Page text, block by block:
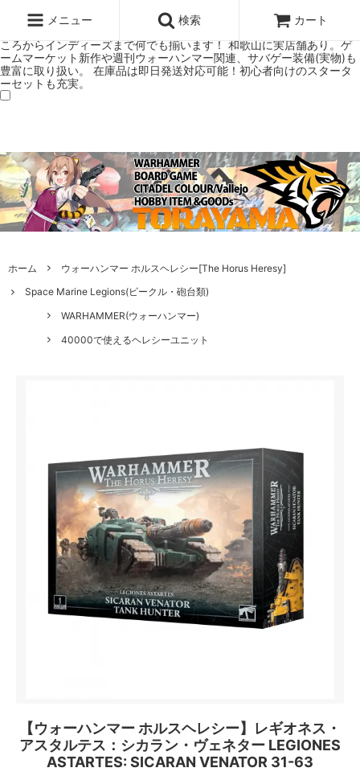
ミアムショップTORAYAMA。通販・オンラインショップです！ ウォー
ハンマーとボードゲームのことなら当店へ！ボードゲームもメジャーど
ころからインディーズまで何でも揃います！ 和歌山に実店舗あり。ゲ
ームマーケット新作や週刊ウォーハンマー関連、サバゲー装備(実物)も
豊富に取り扱い。 在庫品は即日発送対応可能！初心者向けのスタータ
ーセットも充実。
メニュー 検索 カート
ホーム
ウォーハンマー ホルスヘレシー[The Horus Heresy]
Space Marine Legions(ビークル・砲台類)
WARHAMMER(ウォーハンマー)
40000で使えるヘレシーユニット
【ウォーハンマー ホルスヘレシー】レギオネス・
アスタルテス：シカラン・ヴェネター LEGIONES
ASTARTES: SICARAN VENATOR 31-63